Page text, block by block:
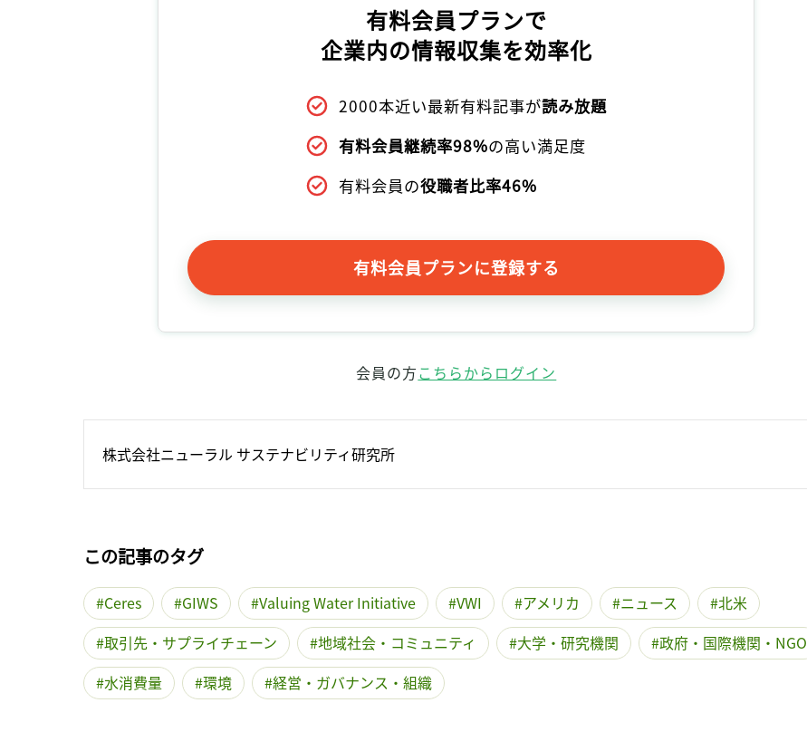
有料会員プランで
企業内の情報収集を効率化
2000本近い最新有料記事が読み放題
有料会員継続率98%の高い満足度
有料会員の役職者比率46%
有料会員プランに登録する
会員の方こちらからログイン
株式会社ニューラル サステナビリティ研究所
この記事のタグ
Ceres GIWS Valuing Water Initiative VWI アメリカ ニュース
北米
取引先・サプライチェーン
地域社会・コミュニティ 大学・研究機関
政府・国際機関・NGO
水消費量
環境 経営・ガバナンス・組織
記事をお気に入りに保存するには
ログインが必要です